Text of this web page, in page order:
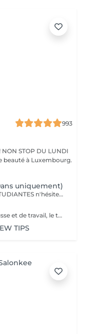
993
STOP DU LUNDI
uniquement)
Nous faisons des prix pour les petites ÉTUDIANTES n'hésitez pas a passer
Plus le délai est long, plus il y a de repousse et de travail, le tarif s'adapte donc au temps écoulé depuis votre dernier rendez-vous. Merci de choisir le remplissage adapté
TIPS